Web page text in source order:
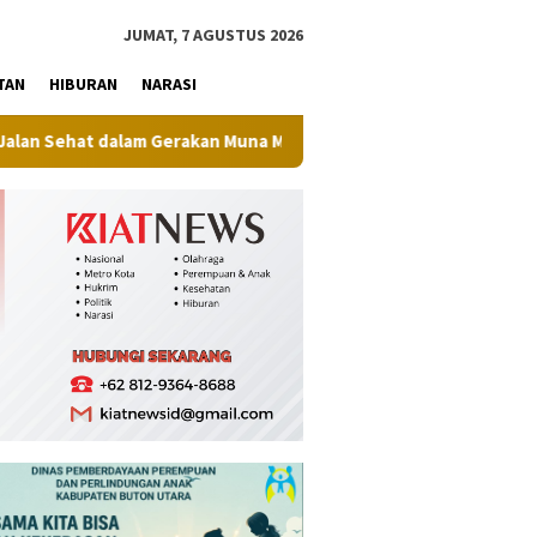
JUMAT, 7 AGUSTUS 2026
HIBURAN NARASI
Gerakan Muna Makan Jagung